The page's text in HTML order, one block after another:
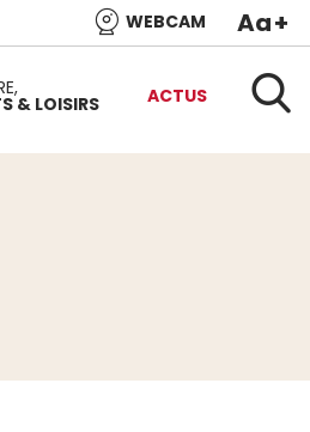
WEBCAM Aa+
plus belles vallées du versant
& LOISIRS ACTUS